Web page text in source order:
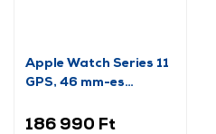
Apple Watch Series 11
GPS, 46 mm-es
alumíniumtok, fekete
186 990 Ft